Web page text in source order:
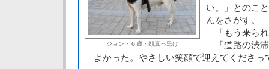
ジョン・６歳・顔真っ黒け
い。」とのこ
んをさがす。
「もう来ら
「道路の渋
よかった。やさしい笑顔で迎えてくださっ